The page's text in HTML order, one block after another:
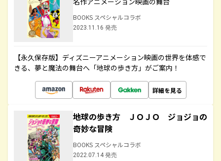
BOOKS スペシャルコラボ
2023.11.16 発売
【永久保存版】ディズニーアニメーション映画の世界を体感で
きる、夢と魔法の舞台へ「地球の歩き方」がご案内！
詳細を見る
地球の歩き方 ＪＯＪＯ ジョジョの
奇妙な冒険
BOOKS スペシャルコラボ
2022.07.14 発売